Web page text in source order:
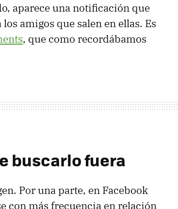
aparece una notificación que
amigos que salen en ellas. Es
, que como recordábamos
buscarlo fuera
Por una parte, en Facebook
con más frecuencia en relación